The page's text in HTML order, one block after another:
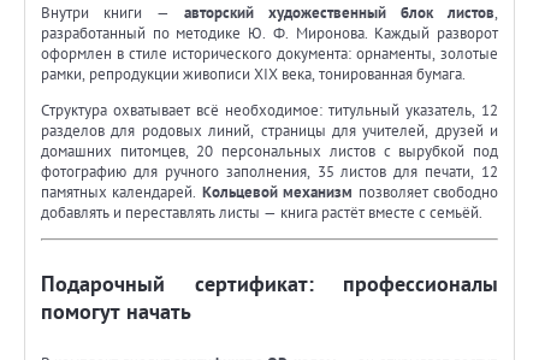
Внутри книги — авторский художественный блок листов,
разработанный по методике Ю. Ф. Миронова. Каждый разворот
оформлен в стиле исторического документа: орнаменты, золотые
рамки, репродукции живописи XIX века, тонированная бумага.
Структура охватывает всё необходимое: титульный указатель, 12
разделов для родовых линий, страницы для учителей, друзей и
домашних питомцев, 20 персональных листов с вырубкой под
фотографию для ручного заполнения, 35 листов для печати, 12
памятных календарей. Кольцевой механизм позволяет свободно
добавлять и переставлять листы — книга растёт вместе с семьёй.
Подарочный сертификат: профессионалы
помогут начать